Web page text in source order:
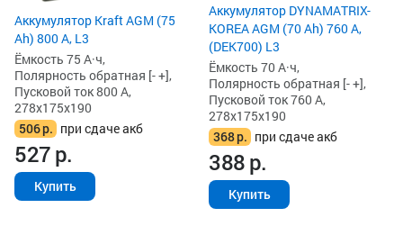
Аккумулятор Kraft AGM (75
Ah) 800 А, L3
Ёмкость 75 А·ч,
Полярность обратная [- +],
Пусковой ток 800 А,
278x175x190
506р. при сдаче акб
527р.
Купить
Аккумулятор DYNAMATRIX-
KOREA AGM (70 Ah) 760 А,
(DEK700) L3
Ёмкость 70 А·ч,
Полярность обратная [- +],
Пусковой ток 760 А,
278x175x190
368р. при сдаче акб
388р.
Купить